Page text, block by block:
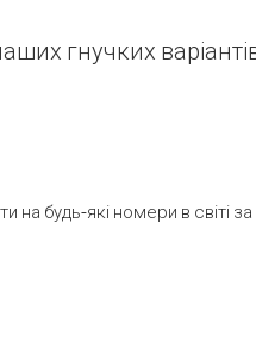
гнучких
будь-які номери в світі за